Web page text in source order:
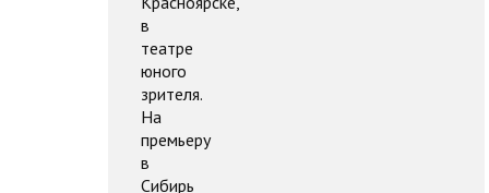
в
театре
юного
зрителя.
На
премьеру
в
Сибирь